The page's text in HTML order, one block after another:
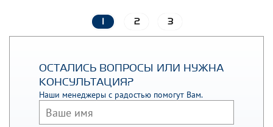
2 3
ОСТАЛИСЬ ВОПРОСЫ ИЛИ НУЖНА
КОНСУЛЬТАЦИЯ?
Наши менеджеры с радостью помогут Вам.